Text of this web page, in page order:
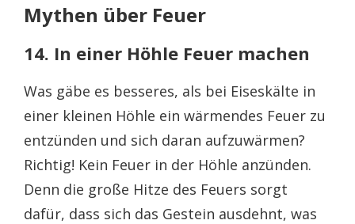
Mythen über Feuer
14. In einer Höhle Feuer machen
Was gäbe es besseres, als bei Eiseskälte in
einer kleinen Höhle ein wärmendes Feuer zu
entzünden und sich daran aufzuwärmen?
Richtig! Kein Feuer in der Höhle anzünden.
Denn die große Hitze des Feuers sorgt
dafür, dass sich das Gestein ausdehnt, was